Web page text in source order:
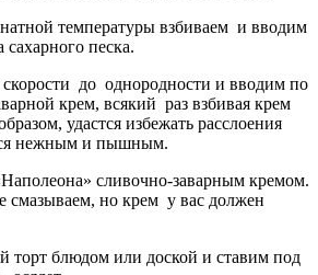
температуры взбиваем и вводим
сахарного песка.
до однородности и вводим по
крем, всякий раз взбивая крем
удастся избежать расслоения
нежным и пышным.
сливочно-заварным кремом.
смазываем, но крем у вас должен
торт блюдом или доской и ставим под